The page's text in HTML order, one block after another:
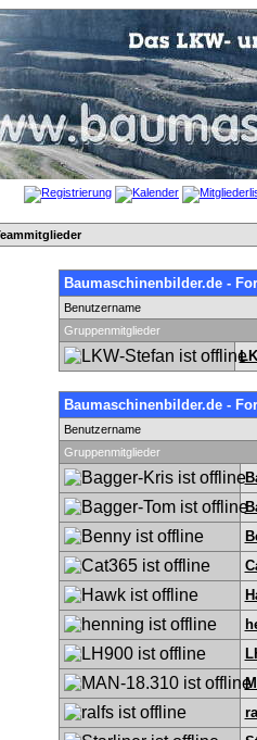
Baumaschinenbilder.de -
Benutzername
Gruppenmitglieder
Baumaschinenbilder.de -
Benutzername
Gruppenmitglieder